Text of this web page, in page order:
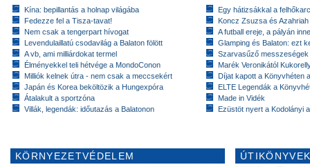
Kína: bepillantás a holnap világába
Fedezze fel a Tisza-tavat!
Nem csak a tengerpart hívogat
Levendulaillatú csodavilág a Balaton fölött
A vb, ami milliárdokat termel
Élményekkel teli hétvége a MondoConon
Milliók kelnek útra - nem csak a meccsekért
Japán és Korea beköltözik a Hungexpóra
Átalakult a sportzóna
Villák, legendák: időutazás a Balatonon
Egy hátizsákkal a
Koncz Zsuzsa és
A futball ereje, a pályán
Glamping és Balaton: ezt
Szarvasűző messzeségek
Marék Veronikától
Díjat kapott a Könyvhéten
ELTE Legendák a
Made in Vidék
Ezüstöt nyert a Kodolányi
KÖRNYEZETVÉDELEM